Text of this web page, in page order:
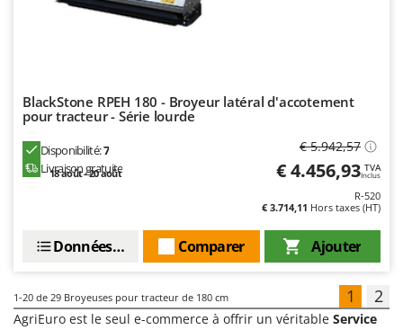
BlackStone RPEH 180 - Broyeur latéral d'accotement
pour tracteur - Série lourde
Disponibilité:7
Livraison gratuite
18 août - 20 août
€ 5.942,57
€ 4.456,93 TVA
Inclus
R-520
€ 3.714,11 Hors taxes (HT)
Ajouter
Comparer
Données techniques
1-20 de 29 Broyeuses pour tracteur de 180 cm 1 2
AgriEuro est le seul e-commerce à offrir un véritable Service